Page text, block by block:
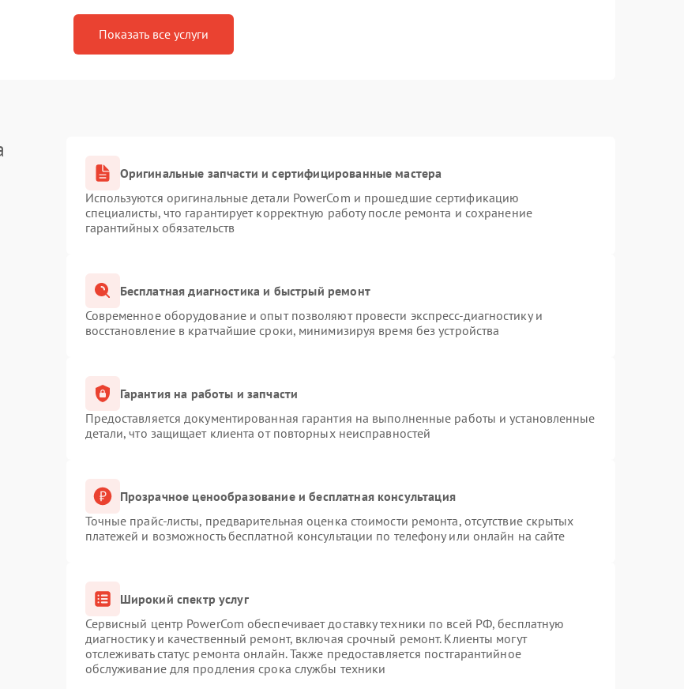
Показать все услуги
Оригинальные запчасти и сертифицированные мастера
Используются оригинальные детали PowerCom и прошедшие сертификацию
специалисты, что гарантирует корректную работу после ремонта и сохранение
гарантийных обязательств
Бесплатная диагностика и быстрый ремонт
Современное оборудование и опыт позволяют провести экспресс-диагностику и
восстановление в кратчайшие сроки, минимизируя время без устройства
Гарантия на работы и запчасти
Предоставляется документированная гарантия на выполненные работы и установленные
детали, что защищает клиента от повторных неисправностей
Прозрачное ценообразование и бесплатная консультация
Точные прайс-листы, предварительная оценка стоимости ремонта, отсутствие скрытых
платежей и возможность бесплатной консультации по телефону или онлайн на сайте
Широкий спектр услуг
Сервисный центр PowerCom обеспечивает доставку техники по всей РФ, бесплатную
диагностику и качественный ремонт, включая срочный ремонт. Клиенты могут
отслеживать статус ремонта онлайн. Также предоставляется постгарантийное
обслуживание для продления срока службы техники